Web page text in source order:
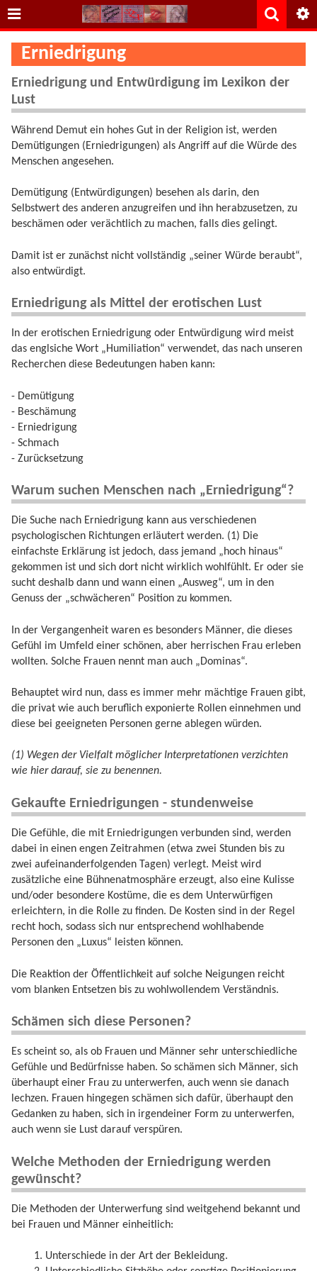
Erniedrigung
Erniedrigung und Entwürdigung im Lexikon der
Lust
Während Demut ein hohes Gut in der Religion ist, werden
Demütigungen (Erniedrigungen) als Angriff auf die Würde des
Menschen angesehen.
Demütigung (Entwürdigungen) besehen als darin, den
Selbstwert des anderen anzugreifen und ihn herabzusetzen, zu
beschämen oder verächtlich zu machen, falls dies gelingt.
Damit ist er zunächst nicht vollständig „seiner Würde beraubt“,
also entwürdigt.
Erniedrigung als Mittel der erotischen Lust
In der erotischen Erniedrigung oder Entwürdigung wird meist
das englsiche Wort „Humiliation“ verwendet, das nach unseren
Recherchen diese Bedeutungen haben kann:
- Demütigung
- Beschämung
- Erniedrigung
- Schmach
- Zurücksetzung
Warum suchen Menschen nach „Erniedrigung“?
Die Suche nach Erniedrigung kann aus verschiedenen
psychologischen Richtungen erläutert werden. (1) Die
einfachste Erklärung ist jedoch, dass jemand „hoch hinaus“
gekommen ist und sich dort nicht wirklich wohlfühlt. Er oder sie
sucht deshalb dann und wann einen „Ausweg“, um in den
Genuss der „schwächeren“ Position zu kommen.
In der Vergangenheit waren es besonders Männer, die dieses
Gefühl im Umfeld einer schönen, aber herrischen Frau erleben
wollten. Solche Frauen nennt man auch „Dominas“.
Behauptet wird nun, dass es immer mehr mächtige Frauen gibt,
die privat wie auch beruflich exponierte Rollen einnehmen und
diese bei geeigneten Personen gerne ablegen würden.
(1) Wegen der Vielfalt möglicher Interpretationen verzichten
wie hier darauf, sie zu benennen.
Gekaufte Erniedrigungen - stundenweise
Die Gefühle, die mit Erniedrigungen verbunden sind, werden
dabei in einen engen Zeitrahmen (etwa zwei Stunden bis zu
zwei aufeinanderfolgenden Tagen) verlegt. Meist wird
zusätzliche eine Bühnenatmosphäre erzeugt, also eine Kulisse
und/oder besondere Kostüme, die es dem Unterwürfigen
erleichtern, in die Rolle zu finden. De Kosten sind in der Regel
recht hoch, sodass sich nur entsprechend wohlhabende
Personen den „Luxus“ leisten können.
Die Reaktion der Öffentlichkeit auf solche Neigungen reicht
vom blanken Entsetzen bis zu wohlwollendem Verständnis.
Schämen sich diese Personen?
Es scheint so, als ob Frauen und Männer sehr unterschiedliche
Gefühle und Bedürfnisse haben. So schämen sich Männer, sich
überhaupt einer Frau zu unterwerfen, auch wenn sie danach
lechzen. Frauen hingegen schämen sich dafür, überhaupt den
Gedanken zu haben, sich in irgendeiner Form zu unterwerfen,
auch wenn sie Lust darauf verspüren.
Welche Methoden der Erniedrigung werden
gewünscht?
Die Methoden der Unterwerfung sind weitgehend bekannt und
bei Frauen und Männer einheitlich:
Unterschiede in der Art der Bekleidung.